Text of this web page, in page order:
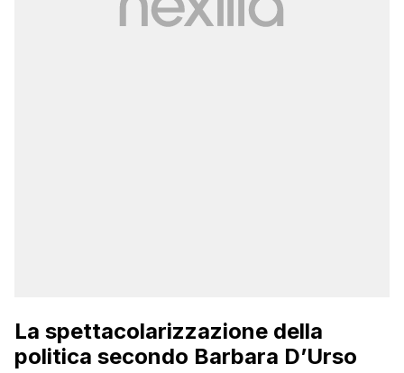
La spettacolarizzazione della
politica secondo Barbara D’Urso